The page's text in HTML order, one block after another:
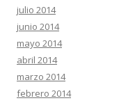
julio 2014
junio 2014
mayo 2014
abril 2014
marzo 2014
febrero 2014